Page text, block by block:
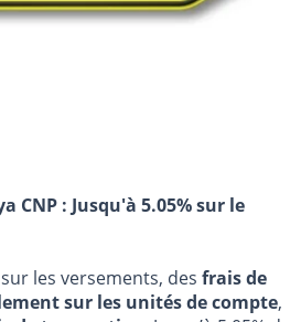
CNP : Jusqu'à 5.05% sur le
les versements, des frais de
sur les unités de compte,